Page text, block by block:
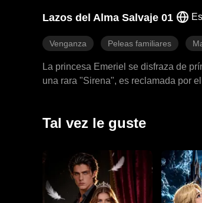
Lazos del Alma Salvaje 01
Venganza Peleas familiares
La princesa Emeriel se disfraza de
una rara "Sirena", es reclamada por
Tal vez le guste